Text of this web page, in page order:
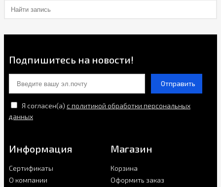
Подпишитесь на новости!
Отправить
Я согласен(a) с политикой обработки персональных
данных
Информация
Сертификаты
О компании
Магазин
Корзина
Оформить заказ